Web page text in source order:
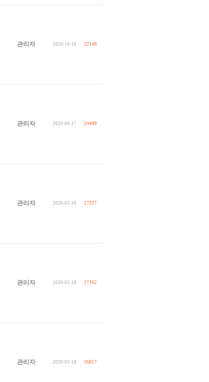
관리자 2020-10-16 22148
관리자 2020-04-17 24489
관리자 2020-03-18 27227
관리자 2020-03-18 27162
관리자 2020-03-18 26817